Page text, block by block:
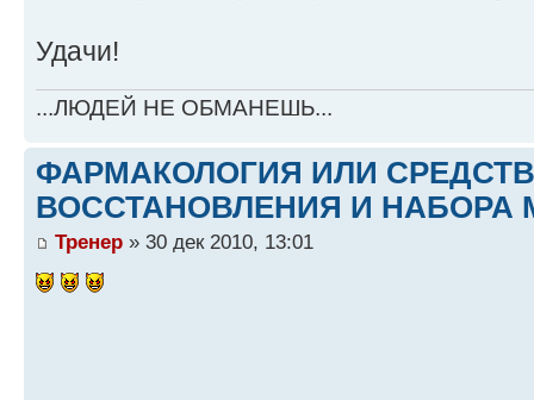
Удачи!
...ЛЮДЕЙ НЕ ОБМАНЕШЬ...
ФАРМАКОЛОГИЯ ИЛИ
ВОССТАНОВЛЕНИЯ И НАБОРА
Тренер » 30 дек 2010, 13:01